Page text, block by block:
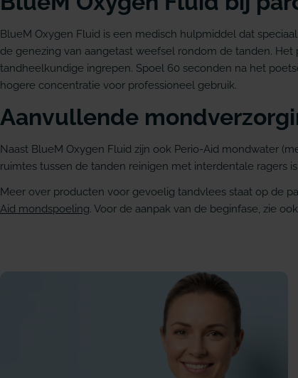
BlueM Oxygen Fluid is een medisch hulpmiddel dat
de genezing van aangetast weefsel rondom de tanden.
tandheelkundige ingrepen. Spoel 60 seconden na het
hogere concentratie voor professioneel gebruik.
Aanvullende
Naast BlueM Oxygen Fluid zijn ook Perio-Aid mondwater
ruimtes tussen de tanden reinigen met interdentale ragers
Meer over producten voor gevoelig tandvlees staat op de
Aid mondspoeling. Voor de aanpak van de beginfase, zie ook